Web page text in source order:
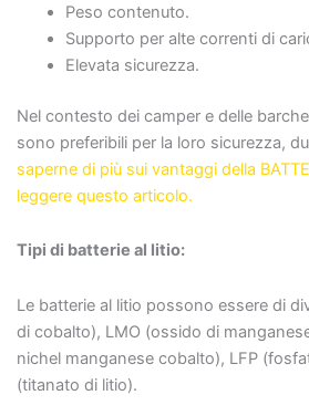
Peso contenuto.
Supporto per alte correnti di
Elevata sicurezza.
Nel contesto dei camper e delle
sono preferibili per la loro sicurezza,
saperne di più sui vantaggi della
leggere questo articolo.
Tipi di batterie al litio:
Le batterie al litio possono essere di
di cobalto), LMO (ossido di
nichel manganese cobalto), LFP
(titanato di litio).